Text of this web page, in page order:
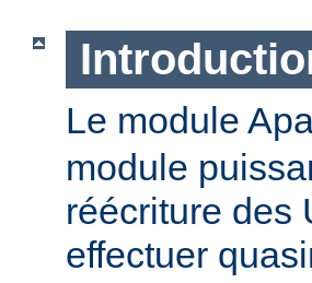
Le module
module
réécriture des
effectuer